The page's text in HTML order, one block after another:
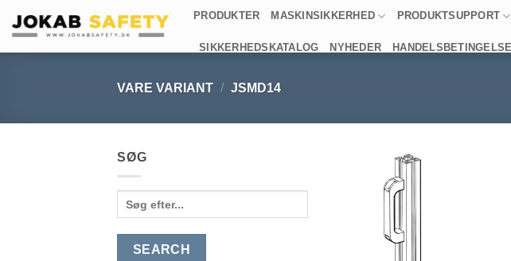
PRODUKTER MASKINSIKKERHED PRODUKTSUPPORT
SIKKERHEDSKATALOG NYHEDER
VARE VARIANT / JSMD14
SØG
Search
for: